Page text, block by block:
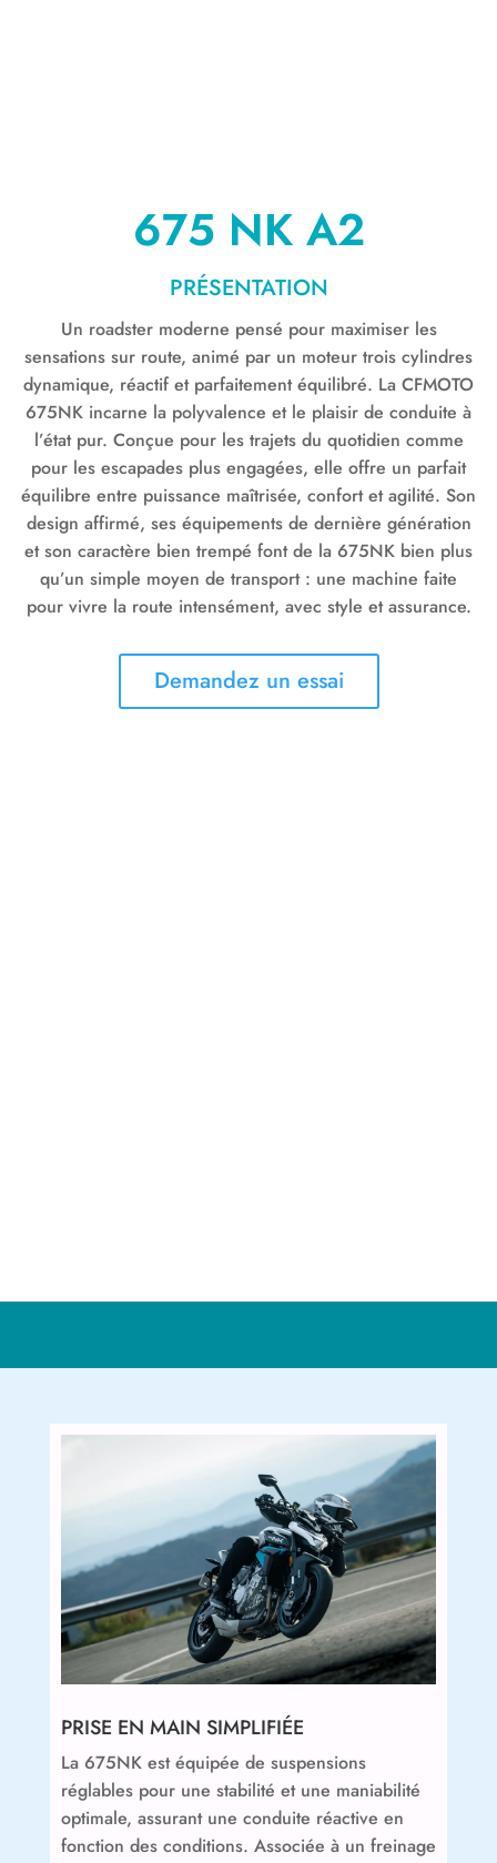
675 NK A2
PRÉSENTATION
Un roadster moderne pensé pour maximiser les
sensations sur route, animé par un moteur trois cylindres
dynamique, réactif et parfaitement équilibré. La CFMOTO
675NK incarne la polyvalence et le plaisir de conduite à
l’état pur. Conçue pour les trajets du quotidien comme
pour les escapades plus engagées, elle offre un parfait
équilibre entre puissance maîtrisée, confort et agilité. Son
design affirmé, ses équipements de dernière génération
et son caractère bien trempé font de la 675NK bien plus
qu’un simple moyen de transport : une machine faite
pour vivre la route intensément, avec style et assurance.
Demandez un essai
PRISE EN MAIN SIMPLIFIÉE
La 675NK est équipée de suspensions
réglables pour une stabilité et une maniabilité
optimale, assurant une conduite réactive en
fonction des conditions. Associée à un freinage